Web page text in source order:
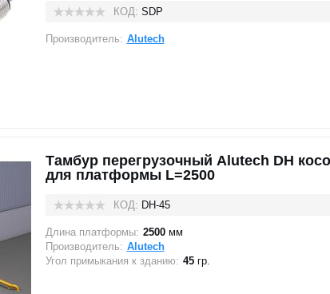
КОД: SDP
Производитель: Alutech
Тамбур перегрузочный Alutech DH
для платформы L=2500
КОД: DH-45
Длина платформы: 2500мм
Производитель: Alutech
Угол примыкания к зданию: 45 гр.